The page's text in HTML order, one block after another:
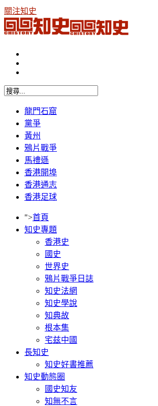
關注知史
龍門石窟
黨爭
黃州
鴉片戰爭
馬禮遜
香港開埠
香港通志
香港足球
">首頁
知史專題
香港史
國史
世界史
鴉片戰爭日誌
知史法網
知史學說
知典故
根本集
宅兹中國
長知史
知史好書推薦
知史動態圈
國史知友
知無不言